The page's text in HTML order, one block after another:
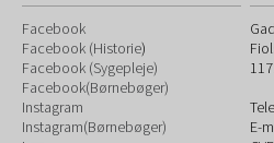
Facebook
Facebook (Historie)
Facebook (Sygepleje)
Facebook(Børnebøger)
Instagram
Instagram(Børnebøger)
E-